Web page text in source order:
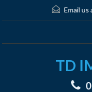
Email us
TD